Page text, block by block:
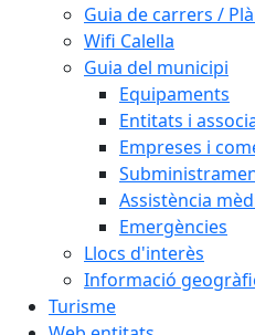
Guia de carrers /
Wifi Calella
Guia del municipi
Equipaments
Entitats i
Empreses i
Assistència
Emergències
Llocs d'interès
Informació
Turisme